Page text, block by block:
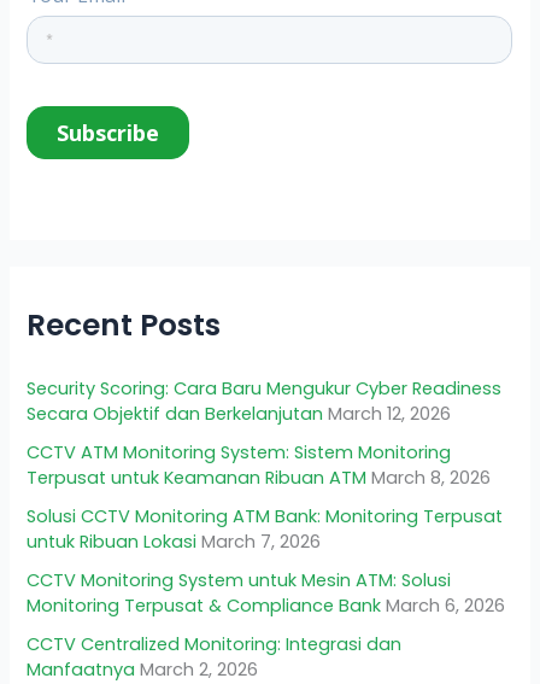
Recent Posts
Security Scoring: Cara Baru Mengukur Cyber Readiness
Secara Objektif dan Berkelanjutan March 12, 2026
CCTV ATM Monitoring System: Sistem Monitoring
Terpusat untuk Keamanan Ribuan ATM March 8, 2026
Solusi CCTV Monitoring ATM Bank: Monitoring Terpusat
untuk Ribuan Lokasi March 7, 2026
CCTV Monitoring System untuk Mesin ATM: Solusi
Monitoring Terpusat & Compliance Bank March 6, 2026
CCTV Centralized Monitoring: Integrasi dan
Manfaatnya March 2, 2026